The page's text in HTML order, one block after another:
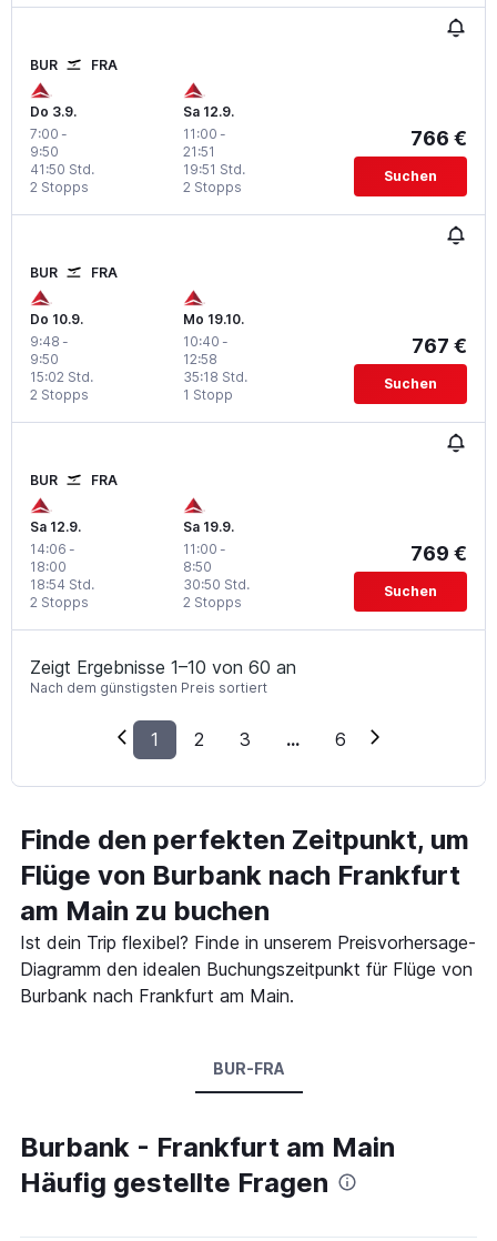
BUR FRA
Do 3.9.
7:00 -
9:50
2 Stopps
41:50 Std.
Sa 12.9.
11:00 -
21:51
2 Stopps
19:51 Std.
766 €
Suchen
BUR FRA
Do 10.9.
9:48 -
9:50
2 Stopps
15:02 Std.
Mo 19.10.
10:40 -
12:58
1 Stopp
35:18 Std.
767 €
Suchen
BUR FRA
Sa 12.9.
14:06 -
18:00
2 Stopps
18:54 Std.
Sa 19.9.
11:00 -
8:50
2 Stopps
30:50 Std.
769 €
Suchen
Zeigt Ergebnisse 1–10 von 60 an
Nach dem günstigsten Preis sortiert
1 2 3 ... 6
Finde den perfekten Zeitpunkt, um
Flüge von Burbank nach Frankfurt
am Main zu buchen
Ist dein Trip flexibel? Finde in unserem Preisvorhersage-
Diagramm den idealen Buchungszeitpunkt für Flüge von
Burbank nach Frankfurt am Main.
BUR-FRA
Burbank - Frankfurt am Main
Häufig gestellte Fragen